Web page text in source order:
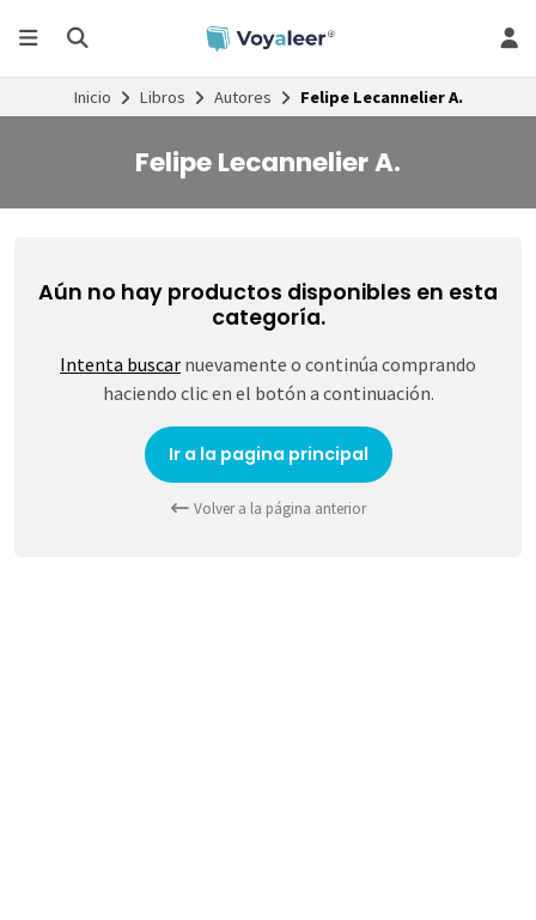
Inicio Libros Autores Felipe Lecannelier A.
Felipe Lecannelier A.
Aún no hay productos disponibles en esta
categoría.
Intenta buscar nuevamente o continúa comprando
haciendo clic en el botón a continuación.
Ir a la pagina principal
Volver a la página anterior